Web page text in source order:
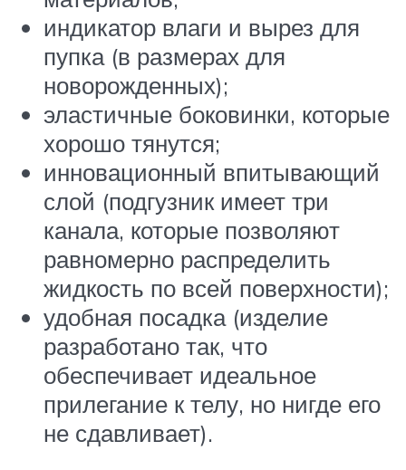
индикатор влаги и вырез для
пупка (в размерах для
новорожденных);
эластичные боковинки, которые
хорошо тянутся;
инновационный впитывающий
слой (подгузник имеет три
канала, которые позволяют
равномерно распределить
жидкость по всей поверхности);
удобная посадка (изделие
разработано так, что
обеспечивает идеальное
прилегание к телу, но нигде его
не сдавливает).